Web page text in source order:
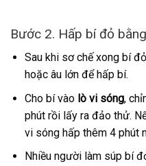
Bước 2. Hấp bí đỏ
Sau khi sơ chế xong bí
hoặc âu lớn để hấp bí.
Cho bí vào lò vi sóng,
phút rồi lấy ra đảo thử.
vi sóng hấp thêm 4 phút
Nhiều người làm súp bí